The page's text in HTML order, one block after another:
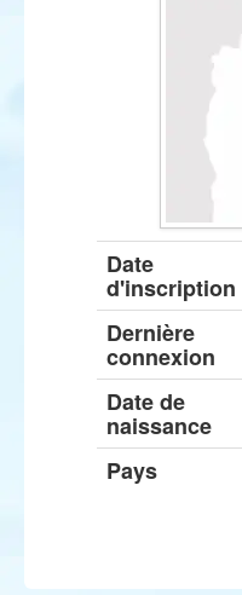
Date
d'inscription
Dernière
connexion
Date de
naissance
Pays